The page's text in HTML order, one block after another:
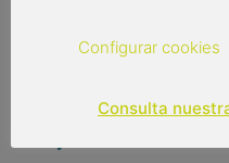
Cerrado: 23 cm.
Configurar cookies
Consulta